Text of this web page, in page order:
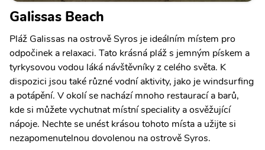
Galissas Beach
Pláž Galissas na ostrově Syros je ideálním místem pro
odpočinek a relaxaci. Tato krásná pláž s jemným pískem a
tyrkysovou vodou láká návštěvníky z celého světa. K
dispozici jsou také různé vodní aktivity, jako je windsurfing
a potápění. V okolí se nachází mnoho restaurací a barů,
kde si můžete vychutnat místní speciality a osvěžující
nápoje. Nechte se unést krásou tohoto místa a užijte si
nezapomenutelnou dovolenou na ostrově Syros.